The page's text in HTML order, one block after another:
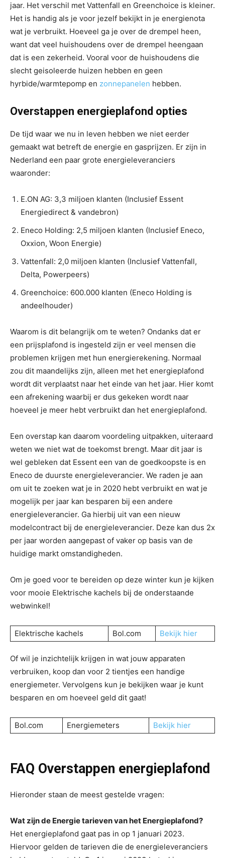
jaar. Het verschil met Vattenfall en Greenchoice is kleiner.
Het is handig als je voor jezelf bekijkt in je energienota
wat je verbruikt. Hoeveel ga je over de drempel heen,
want dat veel huishoudens over de drempel heengaan
dat is een zekerheid. Vooral voor de huishoudens die
slecht geisoleerde huizen hebben en geen
hyrbide/warmtepomp en zonnepanelen hebben.
Overstappen energieplafond opties
De tijd waar we nu in leven hebben we niet eerder
gemaakt wat betreft de energie en gasprijzen. Er zijn in
Nederland een paar grote energieleveranciers
waaronder:
E.ON AG: 3,3 miljoen klanten (Inclusief Essent
Energiedirect & vandebron)
Eneco Holding: 2,5 miljoen klanten (Inclusief Eneco,
Oxxion, Woon Energie)
Vattenfall: 2,0 miljoen klanten (Inclusief Vattenfall,
Delta, Powerpeers)
Greenchoice: 600.000 klanten (Eneco Holding is
andeelhouder)
Waarom is dit belangrijk om te weten? Ondanks dat er
een prijsplafond is ingesteld zijn er veel mensen die
problemen krijgen met hun energierekening. Normaal
zou dit maandelijks zijn, alleen met het energieplafond
wordt dit verplaatst naar het einde van het jaar. Hier komt
een afrekening waarbij er dus gekeken wordt naar
hoeveel je meer hebt verbruikt dan het energieplafond.
Een overstap kan daarom voordeling uitpakken, uiteraard
weten we niet wat de toekomst brengt. Maar dit jaar is
wel gebleken dat Essent een van de goedkoopste is en
Eneco de duurste energieleverancier. We raden je aan
om uit te zoeken wat je in 2020 hebt verbruikt en wat je
mogelijk per jaar kan besparen bij een andere
energieleverancier. Ga hierbij uit van een nieuw
modelcontract bij de energieleverancier. Deze kan dus 2x
per jaar worden aangepast of vaker op basis van de
huidige markt omstandigheden.
Om je goed voor te bereiden op deze winter kun je kijken
voor mooie Elektrische kachels bij de onderstaande
webwinkel!
Elektrische kachels Bol.com Bekijk hier
Of wil je inzichtelijk krijgen in wat jouw apparaten
verbruiken, koop dan voor 2 tientjes een handige
energiemeter. Vervolgens kun je bekijken waar je kunt
besparen en om hoeveel geld dit gaat!
Bol.com Energiemeters Bekijk hier
FAQ Overstappen energieplafond
Hieronder staan de meest gestelde vragen:
Wat zijn de Energie tarieven van het Energieplafond?
Het energieplafond gaat pas in op 1 januari 2023.
Hiervoor gelden de tarieven die de energieleveranciers